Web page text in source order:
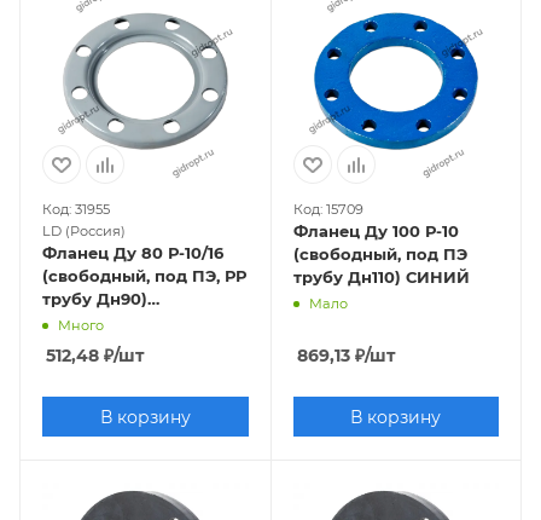
Код: 31955
LD (Россия)
Фланец Ду 80 Р-10/16
(свободный, под ПЭ, РР
трубу Дн90)
штампованный,
оцинкованный
Много
512,48 ₽/шт
В корзину
Код: 15709
Фланец Ду 100 Р-10
(свободный, под ПЭ
трубу Дн110) СИНИЙ
Мало
869,13₽/шт
В корзину